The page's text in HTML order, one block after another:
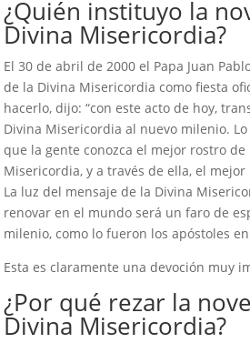
¿Quién instituyo la
Divina Misericordia?
El 30 de abril de 2000 el Papa Juan
de la Divina Misericordia como fiesta
hacerlo, dijo: “con este acto de hoy,
Divina Misericordia al nuevo milenio.
que la gente conozca el mejor rostro de
Misericordia, y a través de ella, el
La luz del mensaje de la Divina
renovar en el mundo será un faro de
milenio, como lo fueron los apóstoles
Esta es claramente una devoción muy
¿Por qué rezar la
Divina Misericordia?